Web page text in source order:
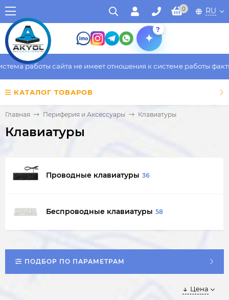
0 RU
?
сайта не имеет отношения к системе работы
КАТАЛОГ ТОВАРОВ
Главная Периферия и Аксессуары Клавиатуры
Клавиатуры
Проводные клавиатуры 36
Беспроводные клавиатуры 58
ПОДБОР ПО ПАРАМЕТРАМ
Цена